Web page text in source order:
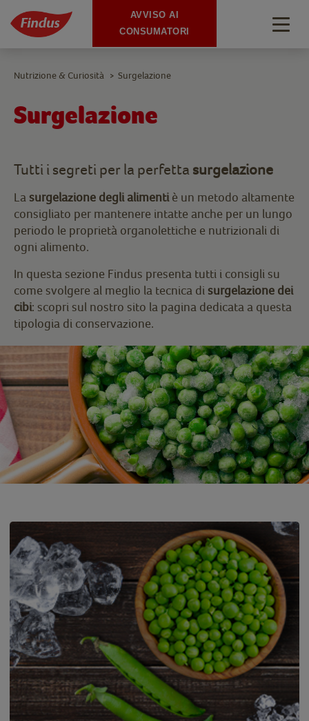
Surgelazione
Tutti i segreti per la perfetta surgelazione
La surgelazione degli alimenti è un metodo altamente
consigliato per mantenere intatte anche per un lungo
periodo le proprietà organolettiche e nutrizionali di
ogni alimento.
In questa sezione Findus presenta tutti i consigli su
come svolgere al meglio la tecnica di surgelazione dei
cibi: scopri sul nostro sito la pagina dedicata a questa
tipologia di conservazione.
Nutrizione & Curiosità > Surgelazione
AVVISO AI
CONSUMATORI